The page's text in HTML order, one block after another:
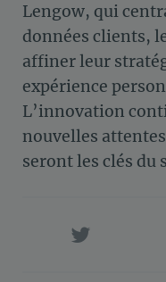
Lengow, qui
données clients,
affiner leur
expérience
L’innovation
nouvelles
seront les clés du